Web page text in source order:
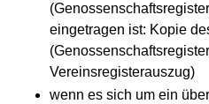
eingetragen ist: Kopie
Vereinsregisterauszug)
wenn es sich um ein